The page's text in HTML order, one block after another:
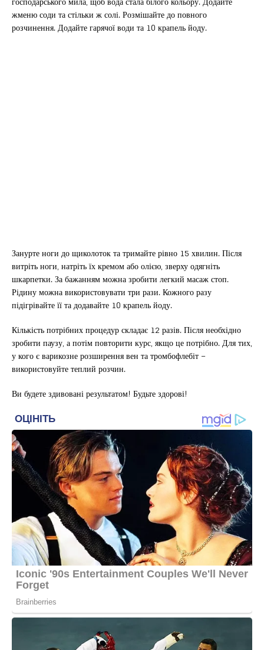
жменю соди та стільки ж солі. Розмішайте до повного
розчинення. Додайте гарячої води та 10 крапель йоду.
Занурте ноги до щиколоток та тримайте рівно 15 хвилин. Після
витріть ноги, натріть їх кремом або олією, зверху одягніть
шкарпетки. За бажанням можна зробити легкий масаж стоп.
Рідину можна використовувати три рази. Кожного разу
підігрівайте її та додавайте 10 крапель йоду.
Кількість потрібних процедур складає 12 разів. Після необхідно
зробити паузу, а потім повторити курс, якщо це потрібно. Для тих,
у кого є варикозне розширення вен та тромбофлебіт –
використовуйте теплий розчин.
Ви будете здивовані результатом! Будьте здорові!